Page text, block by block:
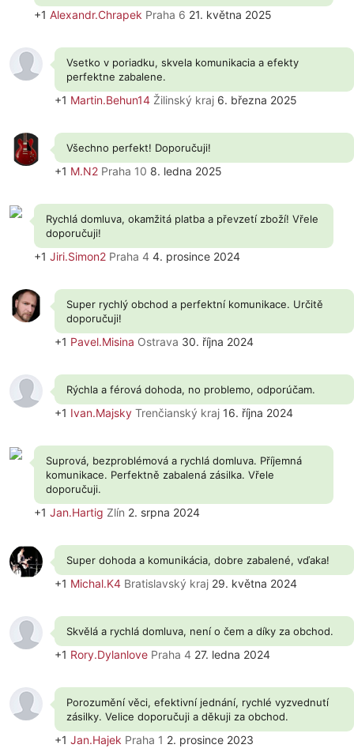
+1 Alexandr.Chrapek Praha 6 21. května 2025
Vsetko v poriadku, skvela komunikacia a efekty
perfektne zabalene.
+1 Martin.Behun14 Žilinský kraj 6. března 2025
Všechno perfekt! Doporučuji!
+1 M.N2 Praha 10 8. ledna 2025
Rychlá domluva, okamžitá platba a převzetí zboží! Vřele
doporučuji!
+1 Jiri.Simon2 Praha 4 4. prosince 2024
Super rychlý obchod a perfektní komunikace. Určitě
doporučuji!
+1 Pavel.Misina Ostrava 30. října 2024
Rýchla a férová dohoda, no problemo, odporúčam.
+1 Ivan.Majsky Trenčianský kraj 16. října 2024
Suprová, bezproblémová a rychlá domluva. Příjemná
komunikace. Perfektně zabalená zásilka. Vřele
doporučuji.
+1 Jan.Hartig Zlín 2. srpna 2024
Super dohoda a komunikácia, dobre zabalené, vďaka!
+1 Michal.K4 Bratislavský kraj 29. května 2024
Skvělá a rychlá domluva, není o čem a díky za obchod.
+1 Rory.Dylanlove Praha 4 27. ledna 2024
Porozumění věci, efektivní jednání, rychlé vyzvednutí
zásilky. Velice doporučuji a děkuji za obchod.
+1 Jan.Hajek Praha 1 2. prosince 2023